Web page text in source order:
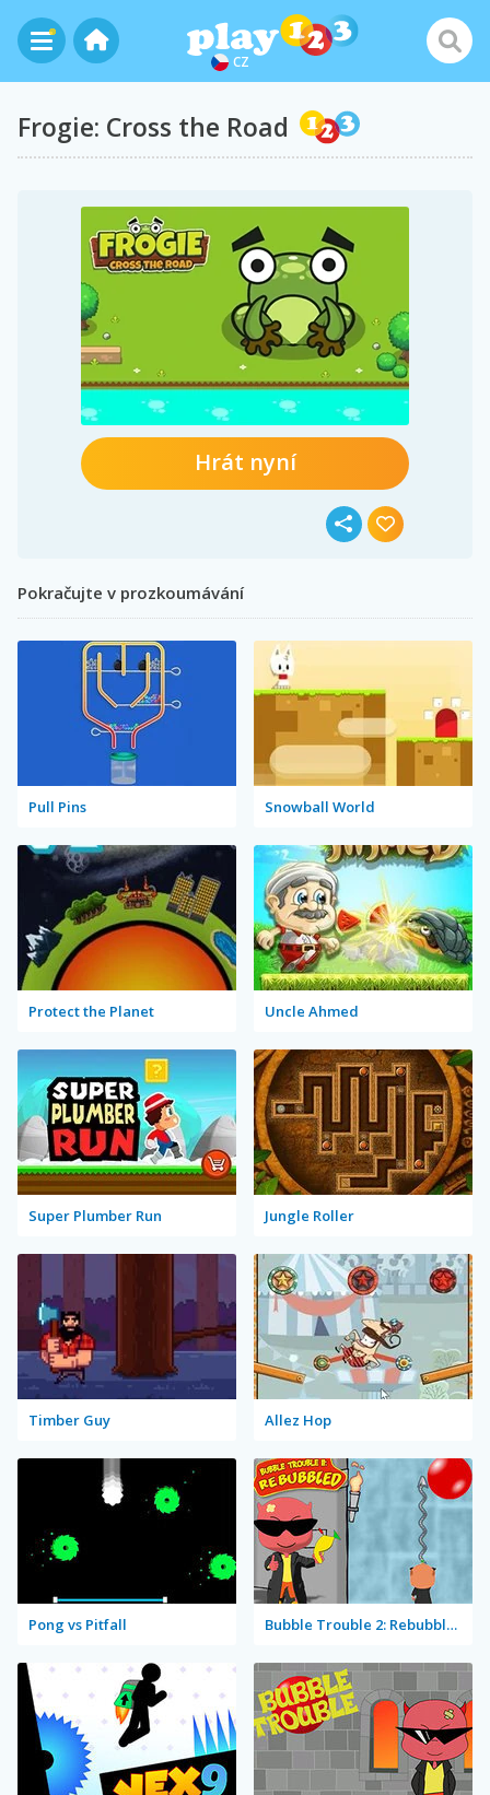
CZ
Frogie: Cross the Road
Hrát nyní
Pokračujte v prozkoumávání
Pull Pins Snowball World
Protect the Planet Uncle Ahmed
Super Plumber Run Jungle Roller
Timber Guy Allez Hop
Pong vs Pitfall Bubble Trouble 2: Rebubbled